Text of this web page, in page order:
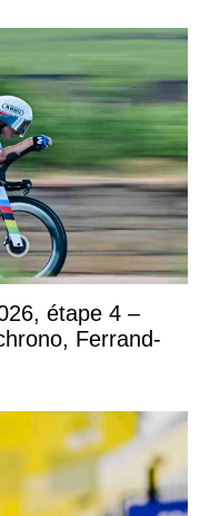
étape 4 –
Ferrand-